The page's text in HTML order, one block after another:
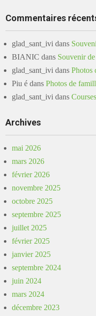
Commentaires
glad_sant_ivi dans
BIANIC dans Souvenir
glad_sant_ivi dansPhotos
Piu é dansPhotos de
glad_sant_ivi dans
Archives
mai 2026
mars 2026
février 2026
novembre 2025
octobre 2025
septembre 2025
juillet 2025
février 2025
janvier 2025
septembre 2024
juin 2024
mars 2024
décembre 2023